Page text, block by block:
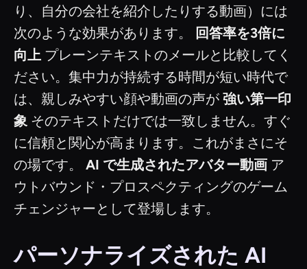
り、自分の会社を紹介したりする動画）には
次のような効果があります。
回答率を3倍に
向上 プレーンテキストのメールと比較してく
ださい。集中力が持続する時間が短い時代で
は、親しみやすい顔や動画の声が 強い第一印
象 そのテキストだけでは一致しません。すぐ
に信頼と関心が高まります。これがまさにそ
の場です。 AI で生成されたアバター動画 ア
ウトバウンド・プロスペクティングのゲーム
チェンジャーとして登場します。
パーソナライズされた AI